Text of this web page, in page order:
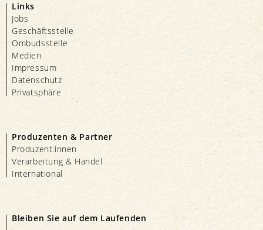
Links
Jobs
Geschäftsstelle
Ombudsstelle
Medien
Impressum
Datenschutz
Privatsphäre
Produzenten & Partner
Produzent:innen
Verarbeitung & Handel
International
Bleiben Sie auf dem Laufenden